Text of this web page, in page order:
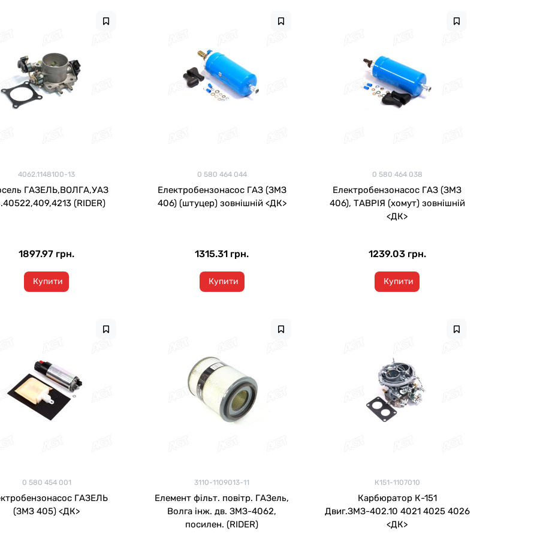
4062.1148100-13
ГАЗЕЛЬ,ВОЛГА,УАЗ
(RIDER)
1897.97 грн.
Купити
0 580 464 044
Електробензонасос ГАЗ (ЗМЗ
406) (штуцер) зовнішній <ДК>
1315.31 грн.
Купити
0 580 464 038
Електробензонасос ГАЗ (ЗМЗ
406), ТАВРІЯ (хомут) зовнішній
<ДК>
1239.03 грн.
Купити
0 580 454 001
ГАЗЕЛЬ
(ЗМЗ 405) <ДК>
3110-1109013-11
Елемент фільт. повітр. ГАЗель,
Волга інж. дв. ЗМЗ-4062,
посилен. (RIDER)
К151-1107010
Карбюратор К-151
Двиг.ЗМЗ-402.10 4021 4025 4026
<ДК>